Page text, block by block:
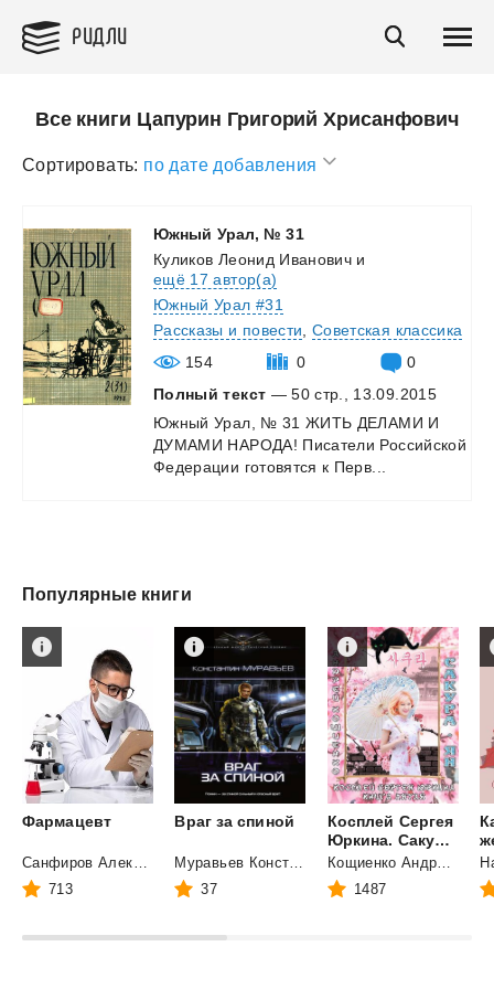
РИДЛИ
Все книги Цапурин Григорий Хрисанфович
Сортировать: по дате добавления
Южный Урал, № 31
Куликов Леонид Иванович и
ещё 17 автор(а)
Южный Урал #31
Рассказы и повести ,Советская классика
154
0
0
Полный текст — 50 стр., 13.09.2015
Южный Урал, № 31 ЖИТЬ ДЕЛАМИ И
ДУМАМИ НАРОДА! Писатели Российской
Федерации готовятся к Перв...
Популярные книги
Фармацевт
713
Враг за спиной
37
Косплей Сергея
Юркина. Сакура-ян.
1487